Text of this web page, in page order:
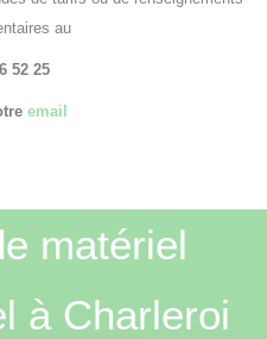
au
52 25
email
matériel
à Charleroi